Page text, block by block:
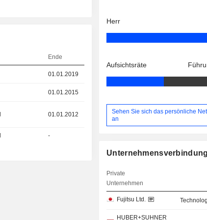
Ende
01.01.2019
01.01.2015
01.01.2012
-
Herr
Aufsichtsräte
Sehen Sie sich das persönliche
an
Private
Unternehmen
Fujitsu Ltd.
HUBER+SUHNER